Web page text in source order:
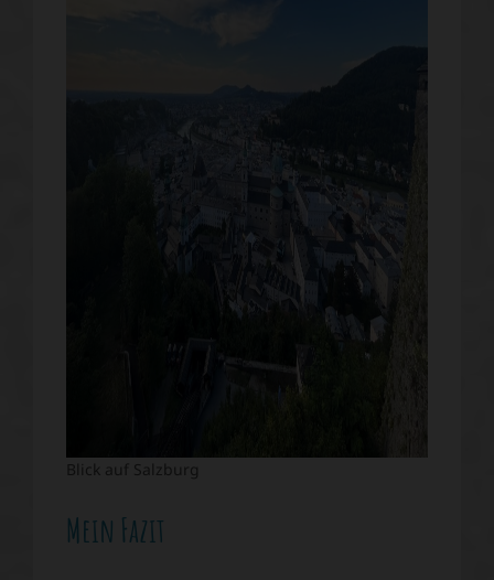
Blick auf Salzburg
Mein Fazit